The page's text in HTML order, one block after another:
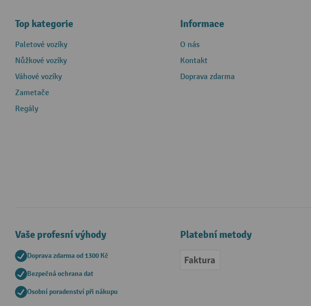
Top kategorie
Paletové vozíky
Nůžkové vozíky
Váhové vozíky
Zametače
Regály
Informace
O nás
Kontakt
Doprava zdarma
Vaše profesní výhody
Doprava zdarma od 1300 Kč
Bezpečná ochrana dat
Osobní poradenství při nákupu
Platební metody
Faktura